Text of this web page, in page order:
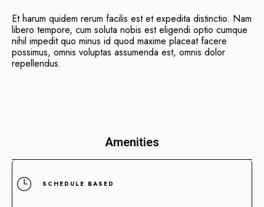
Et harum quidem rerum facilis est et expedita distinctio. Nam
libero tempore, cum soluta nobis est eligendi optio cumque
nihil impedit quo minus id quod maxime placeat facere
possimus, omnis voluptas assumenda est, omnis dolor
repellendus.
Amenities
SCHEDULE BASED